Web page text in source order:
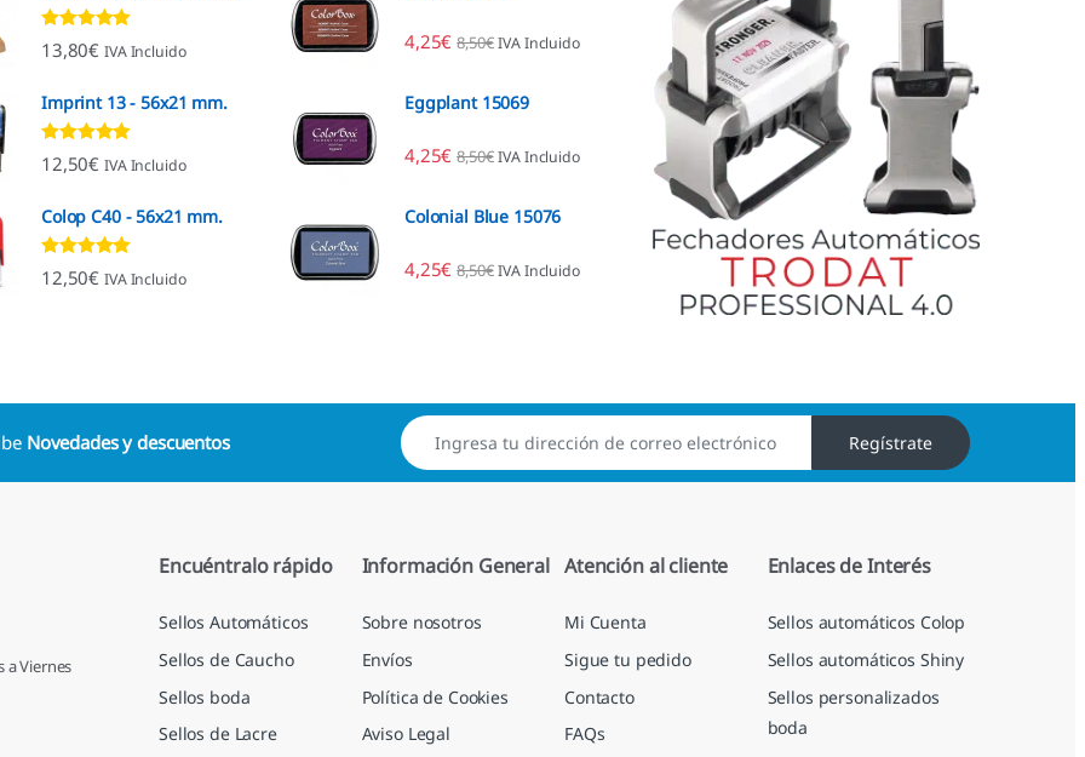
Valorado con
4.80de 5
13,80€ IVA Incluido
Imprint 13 - 56x21 mm.
Valorado con
4.96de 5
12,50€ IVA Incluido
Colop C40 - 56x21 mm.
Valorado con
4.89de 5
12,50€ IVA Incluido
4,25€ 8,50€ IVA Incluido
Eggplant 15069
4,25€ 8,50€ IVA Incluido
Colonial Blue 15076
4,25€ 8,50€ IVA Incluido
Novedades y descuentos Regístrate
a Viernes
Encuéntralo rápido
Sellos Automáticos
Sellos de Caucho
Sellos boda
Sellos de Lacre
Información General
Sobre nosotros
Envíos
Política de Cookies
Aviso Legal
Atención al cliente
Mi Cuenta
Sigue tu pedido
Contacto
FAQs
Enlaces de Interés
Sellos automáticos Colop
Sellos automáticos Shiny
Sellos personalizados
boda